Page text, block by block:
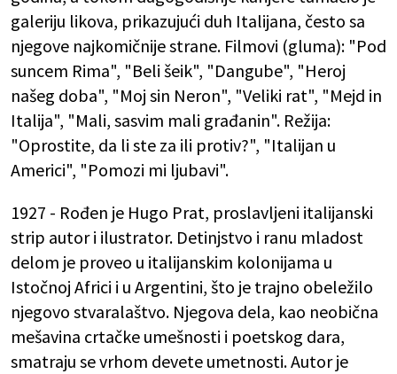
galeriju likova, prikazujući duh Italijana, često sa
njegove najkomičnije strane. Filmovi (gluma): "Pod
suncem Rima", "Beli šeik", "Dangube", "Heroj
našeg doba", "Moj sin Neron", "Veliki rat", "Mejd in
Italija", "Mali, sasvim mali građanin". Režija:
"Oprostite, da li ste za ili protiv?", "Italijan u
Americi", "Pomozi mi ljubavi".
1927 - Rođen je Hugo Prat, proslavljeni italijanski
strip autor i ilustrator. Detinjstvo i ranu mladost
delom je proveo u italijanskim kolonijama u
Istočnoj Africi i u Argentini, što je trajno obeležilo
njegovo stvaralaštvo. Njegova dela, kao neobična
mešavina crtačke umešnosti i poetskog dara,
smatraju se vrhom devete umetnosti. Autor je